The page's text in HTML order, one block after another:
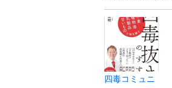
四毒コミュニ